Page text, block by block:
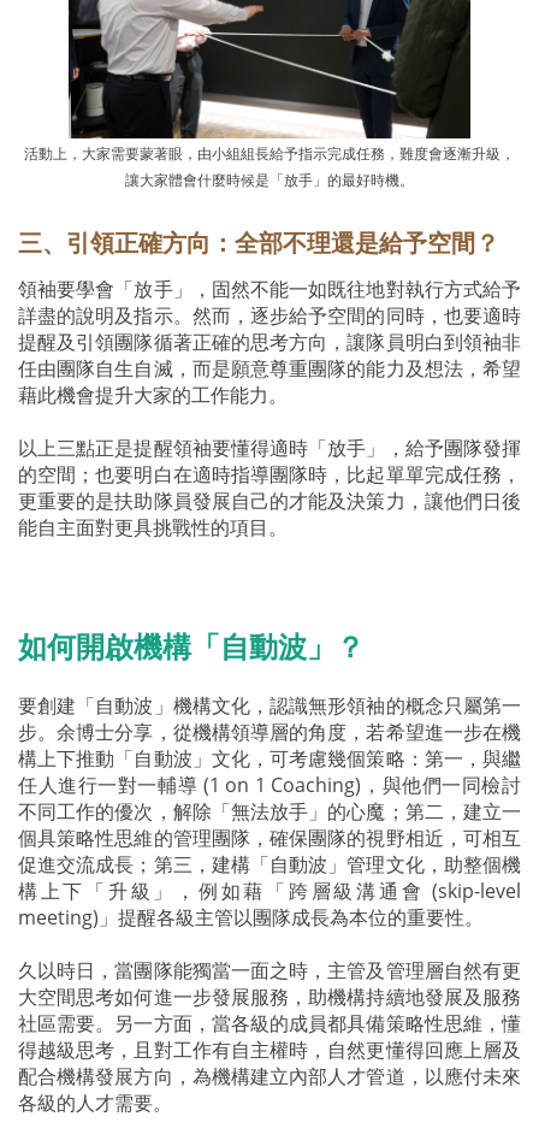
活動上，大家需要蒙著眼，由小組組長給予指示完成任務，難度會逐漸升級，
讓大家體會什麼時候是「放手」的最好時機。
三、引領正確方向：全部不理還是給予空間？
領袖要學會「放手」，固然不能一如既往地對執行方式給予
詳盡的說明及指示。然而，逐步給予空間的同時，也要適時
提醒及引領團隊循著正確的思考方向，讓隊員明白到領袖非
任由團隊自生自滅，而是願意尊重團隊的能力及想法，希望
藉此機會提升大家的工作能力。
以上三點正是提醒領袖要懂得適時「放手」，給予團隊發揮
的空間；也要明白在適時指導團隊時，比起單單完成任務，
更重要的是扶助隊員發展自己的才能及決策力，讓他們日後
能自主面對更具挑戰性的項目。
如何開啟機構「自動波」？
要創建「自動波」機構文化，認識無形領袖的概念只屬第一
步。余博士分享，從機構領導層的角度，若希望進一步在機
構上下推動「自動波」文化，可考慮幾個策略：第一，與繼
任人進行一對一輔導 (1 on 1 Coaching)，與他們一同檢討
不同工作的優次，解除「無法放手」的心魔；第二，建立一
個具策略性思維的管理團隊，確保團隊的視野相近，可相互
促進交流成長；第三，建構「自動波」管理文化，助整個機
構上下「升級」，例如藉「跨層級溝通會 (skip-level
meeting)」提醒各級主管以團隊成長為本位的重要性。
久以時日，當團隊能獨當一面之時，主管及管理層自然有更
大空間思考如何進一步發展服務，助機構持續地發展及服務
社區需要。另一方面，當各級的成員都具備策略性思維，懂
得越級思考，且對工作有自主權時，自然更懂得回應上層及
配合機構發展方向，為機構建立內部人才管道，以應付未來
各級的人才需要。